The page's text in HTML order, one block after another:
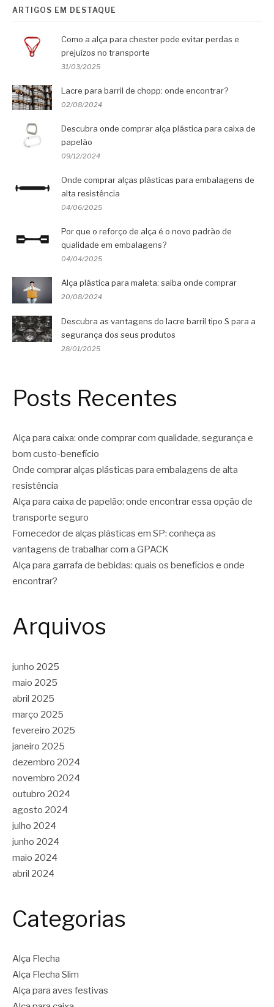
ARTIGOS EM DESTAQUE
Como a alça para chester pode evitar perdas e
prejuízos no transporte
31/03/2025
Lacre para barril de chopp: onde encontrar?
02/08/2024
Descubra onde comprar alça plástica para caixa de
papelão
09/12/2024
Onde comprar alças plásticas para embalagens de
alta resistência
04/06/2025
Por que o reforço de alça é o novo padrão de
qualidade em embalagens?
04/04/2025
Alça plástica para maleta: saiba onde comprar
20/08/2024
Descubra as vantagens do lacre barril tipo S para a
segurança dos seus produtos
28/01/2025
Posts Recentes
Alça para caixa: onde comprar com qualidade, segurança e
bom custo-benefício
Onde comprar alças plásticas para embalagens de alta
resistência
Alça para caixa de papelão: onde encontrar essa opção de
transporte seguro
Fornecedor de alças plásticas em SP: conheça as
vantagens de trabalhar com a GPACK
Alça para garrafa de bebidas: quais os benefícios e onde
encontrar?
Arquivos
junho 2025
maio 2025
abril 2025
março 2025
fevereiro 2025
janeiro 2025
dezembro 2024
novembro 2024
outubro 2024
agosto 2024
julho 2024
junho 2024
maio 2024
abril 2024
Categorias
Alça Flecha
Alça Flecha Slim
Alça para aves festivas